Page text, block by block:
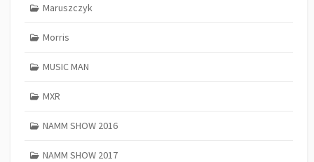
Maruszczyk
Morris
MUSIC MAN
MXR
NAMM SHOW 2016
NAMM SHOW 2017